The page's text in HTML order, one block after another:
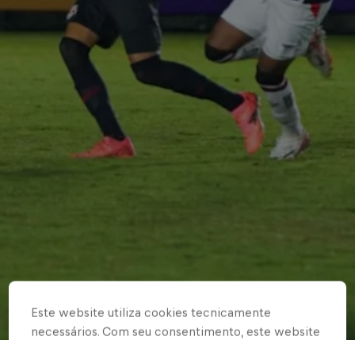
© Red Bull Bragantino
Este website utiliza cookies tecnicamente
necessários. Com seu consentimento, este website